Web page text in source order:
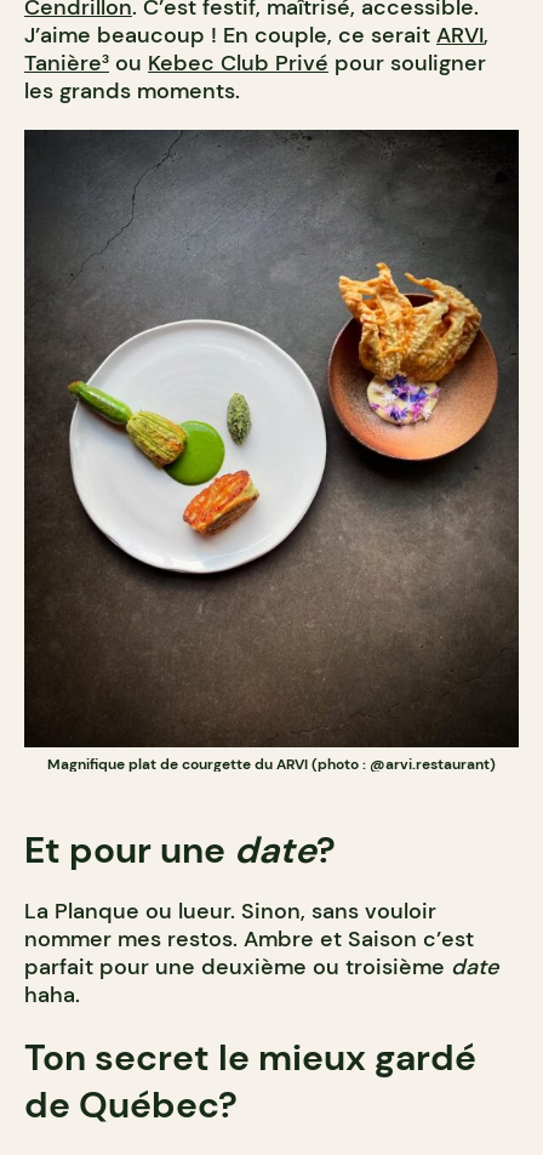
Cendrillon. C’est festif, maîtrisé, accessible.
J’aime beaucoup ! En couple, ce serait ARVI,
Tanière³ ou Kebec Club Privé pour souligner
les grands moments.
Magnifique plat de courgette du ARVI (photo : @arvi.restaurant)
Et pour une date?
La Planque ou lueur. Sinon, sans vouloir
nommer mes restos. Ambre et Saison c’est
parfait pour une deuxième ou troisième date
haha.
Ton secret le mieux gardé
de Québec?